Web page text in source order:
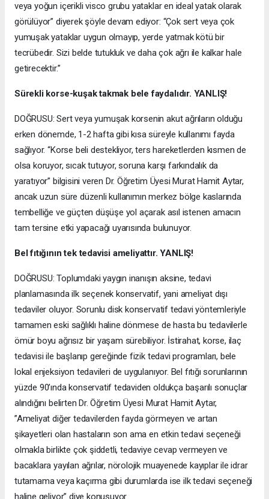
veya yoğun içerikli visco grubu yataklar en ideal yatak olarak
görülüyor” diyerek şöyle devam ediyor: “Çok sert veya çok
yumuşak yataklar uygun olmayıp, yerde yatmak kötü bir
tecrübedir. Sizi belde tutukluk ve daha çok ağrı ile kalkar hale
getirecektir.”
Sürekli korse-kuşak takmak bele faydalıdır. YANLIŞ!
DOĞRUSU: Sert veya yumuşak korsenin akut ağrıların olduğu
erken dönemde, 1-2 hafta gibi kısa süreyle kullanımı fayda
sağlıyor. “Korse beli destekliyor, ters hareketlerden kısmen de
olsa koruyor, sıcak tutuyor, soruna karşı farkındalık da
yaratıyor” bilgisini veren Dr. Öğretim Üyesi Murat Hamit Aytar,
ancak uzun süre düzenli kullanımın merkez bölge kaslarında
tembelliğe ve güçten düşüşe yol açarak asıl istenen amacın
tam tersine etki yapacağı uyarısında bulunuyor.
Bel fıtığının tek tedavisi ameliyattır. YANLIŞ!
DOĞRUSU: Toplumdaki yaygın inanışın aksine, tedavi
planlamasında ilk seçenek konservatif, yani ameliyat dışı
tedaviler oluyor. Sorunlu disk konservatif tedavi yöntemleriyle
tamamen eski sağlıklı haline dönmese de hasta bu tedavilerle
ömür boyu ağrısız bir yaşam sürebiliyor. İstirahat, korse, ilaç
tedavisi ile başlanıp gereğinde fizik tedavi programları, bele
lokal enjeksiyon tedavileri de uygulanıyor. Bel fıtığı sorunlarının
yüzde 90’ında konservatif tedaviden oldukça başarılı sonuçlar
alındığını belirten Dr. Öğretim Üyesi Murat Hamit Aytar,
”Ameliyat diğer tedavilerden fayda görmeyen ve artan
şikayetleri olan hastaların son ama en etkin tedavi seçeneği
olmakla birlikte çok şiddetli, tedaviye cevap vermeyen ve
bacaklara yayılan ağrılar, nörolojik muayenede kayıplar ile idrar
tutamama veya kaçırma gibi durumlarda ise ilk tedavi seçeneği
haline geliyor” diye konuşuyor.